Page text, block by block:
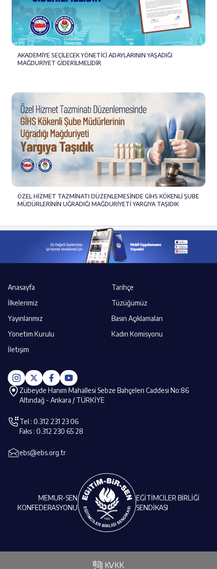
AKADEMİYE SEÇİLECEK YÖNETİCİ ADAYLARININ YAŞADIĞI
MAĞDURİYET GİDERİLMELİDİR
ÖZEL HİZMET TAZMİNATI DÜZENLEMESİNDE GİHS KÖKENLİ ŞUBE
MÜDÜRLERİNİN UĞRADIĞI MAĞDURİYETİ YARGIYA TAŞIDIK
Anasayfa
Tarihçe
İlkelerimiz
Tüzüğümüz
Yayınlarımız
Basın Açıklamaları
Yönetim Kurulu
Kadın Komisyonu
İletişim
MEMUR-SEN
KONFEDERASYONU
EĞİTİMCİLER BİRLİĞİ
SENDİKASI
Zübeyde Hanım Mahallesi Sebze Bahçeleri Caddesi No:86
Altındağ - Ankara / TÜRKİYE
Tel : 0.312 231 23 06
Faks : 0.312 230 65 28
ebs@ebs.org.tr
| KVKK